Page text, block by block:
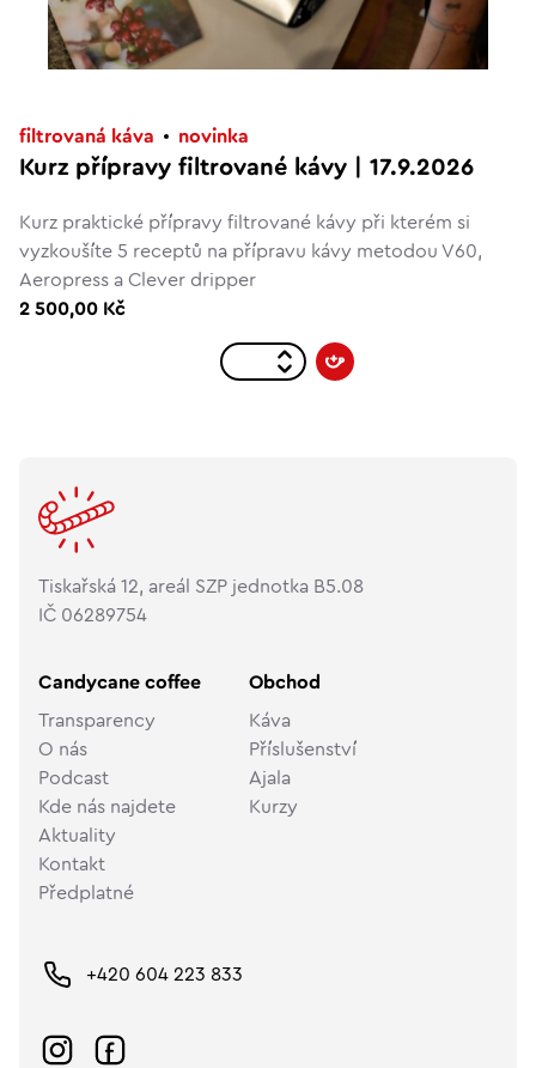
filtrovaná káva novinka
Kurz přípravy filtrované kávy | 17.9.2026
Kurz praktické přípravy filtrované kávy při kterém si
vyzkoušíte 5 receptů na přípravu kávy metodou V60,
Aeropress a Clever dripper
2 500,00 Kč
Tiskařská 12, areál SZP jednotka B5.08
IČ 06289754
Candycane coffee
Transparency
O nás
Podcast
Kde nás najdete
Aktuality
Kontakt
Předplatné
Obchod
Káva
Příslušenství
Ajala
Kurzy
+420 604 223 833